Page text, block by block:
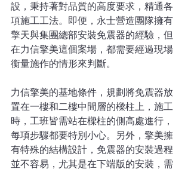
設，秉持著對品質的高度要求，精通各
項施工工法。​即便，永士營造團隊擁有
擎天與集團總部安裝免震器的經驗，但
在力信擎美這個案場，都需要經過現場
衡量施作的情形來判斷。
力信擎美的基地條件，規劃將免震器放
置在一樓和二樓中間層的樑柱上，施工
時，工班皆需站在樑柱的側高處進行，
每項步驟都要特別小心。另外，擎美擁
有特殊的結構設計，免震器的安裝過程
並不容易，尤其是在下端版的安裝，需